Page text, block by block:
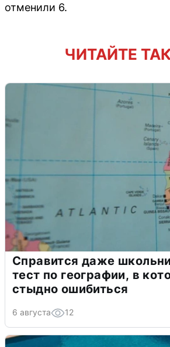
отменили 6.
ЧИТАЙТЕ
Справится даже
тест по географии, в
стыдно ошибиться
6 августа 12